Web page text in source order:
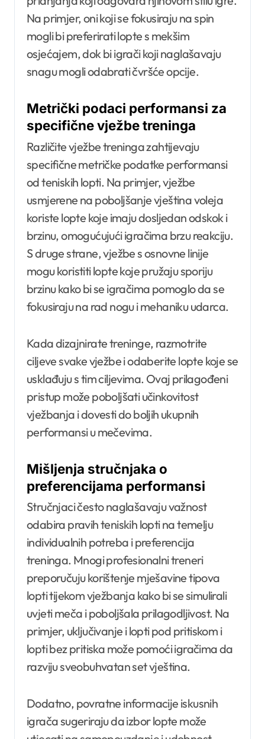
Na primjer, oni koji se fokusiraju na spin
mogli bi preferirati lopte s mekšim
osjećajem, dok bi igrači koji naglašavaju
snagu mogli odabrati čvršće opcije.
Metrički podaci performansi za
specifične vježbe treninga
Različite vježbe treninga zahtijevaju
specifične metričke podatke performansi
od teniskih lopti. Na primjer, vježbe
usmjerene na poboljšanje vještina voleja
koriste lopte koje imaju dosljedan odskok i
brzinu, omogućujući igračima brzu reakciju.
S druge strane, vježbe s osnovne linije
mogu koristiti lopte koje pružaju sporiju
brzinu kako bi se igračima pomoglo da se
fokusiraju na rad nogu i mehaniku udarca.
Kada dizajnirate treninge, razmotrite
ciljeve svake vježbe i odaberite lopte koje se
usklađuju s tim ciljevima. Ovaj prilagođeni
pristup može poboljšati učinkovitost
vježbanja i dovesti do boljih ukupnih
performansi u mečevima.
Mišljenja stručnjaka o
preferencijama performansi
Stručnjaci često naglašavaju važnost
odabira pravih teniskih lopti na temelju
individualnih potreba i preferencija
treninga. Mnogi profesionalni treneri
preporučuju korištenje mješavine tipova
lopti tijekom vježbanja kako bi se simulirali
uvjeti meča i poboljšala prilagodljivost. Na
primjer, uključivanje i lopti pod pritiskom i
lopti bez pritiska može pomoći igračima da
razviju sveobuhvatan set vještina.
Dodatno, povratne informacije iskusnih
igrača sugeriraju da izbor lopte može